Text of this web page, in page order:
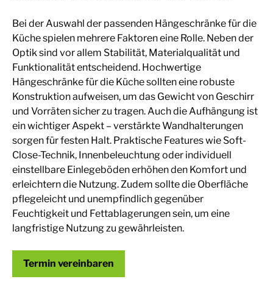
Bei der Auswahl der passenden Hängeschränke für die
Küche spielen mehrere Faktoren eine Rolle. Neben der
Optik sind vor allem Stabilität, Materialqualität und
Funktionalität entscheidend. Hochwertige
Hängeschränke für die Küche sollten eine robuste
Konstruktion aufweisen, um das Gewicht von Geschirr
und Vorräten sicher zu tragen. Auch die Aufhängung ist
ein wichtiger Aspekt – verstärkte Wandhalterungen
sorgen für festen Halt. Praktische Features wie Soft-
Close-Technik, Innenbeleuchtung oder individuell
einstellbare Einlegeböden erhöhen den Komfort und
erleichtern die Nutzung. Zudem sollte die Oberfläche
pflegeleicht und unempfindlich gegenüber
Feuchtigkeit und Fettablagerungen sein, um eine
langfristige Nutzung zu gewährleisten.
Termin vereinbaren